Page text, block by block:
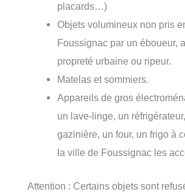
placards…)
Objets volumineux non pris
Foussignac par un éboueur,
propreté urbaine ou ripeur.
Matelas et sommiers.
Appareils de gros
un lave-linge, un
gazinière, un four, un frigo à
la ville de Foussignac les
Attention : Certains objets sont